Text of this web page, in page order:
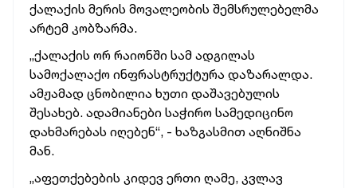
ქალაქის მერის მოვალეობის შემსრულებელმა
არტემ კობზარმა.
„ქალაქის ორ რაიონში სამ ადგილას
სამოქალაქო ინფრასტრუქტურა დაზარალდა.
ამჟამად ცნობილია ხუთი დაშავებულის
შესახებ. ადამიანები საჭირო სამედიცინო
დახმარებას იღებენ“, - ხაზგასმით აღნიშნა
მან.
„აფეთქებების კიდევ ერთი ღამე, კვლავ